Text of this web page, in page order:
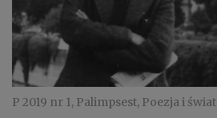
P 2019 nr 1, Palimpsest, Poezja i świat